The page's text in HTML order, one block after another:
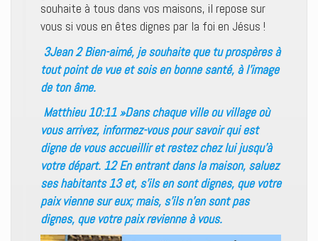
souhaite à tous dans vos maisons, il repose sur
vous si vous en êtes dignes par la foi en Jésus !
3Jean 2 Bien-aimé, je souhaite que tu prospères à
tout point de vue et sois en bonne santé, à l’image
de ton âme.
Matthieu 10:11 »Dans chaque ville ou village où
vous arrivez, informez-vous pour savoir qui est
digne de vous accueillir et restez chez lui jusqu’à
votre départ. 12 En entrant dans la maison, saluez
ses habitants 13 et, s’ils en sont dignes, que votre
paix vienne sur eux; mais, s’ils n’en sont pas
dignes, que votre paix revienne à vous.